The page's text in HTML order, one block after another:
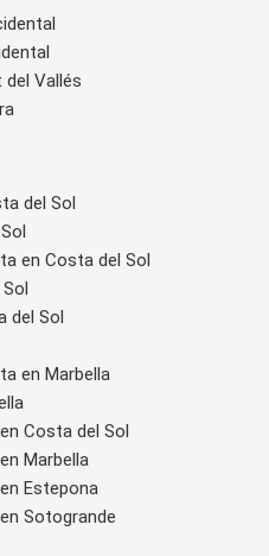
del Vallés
del Sol
en Costa del Sol
del Sol
en Marbella
Costa del Sol
Marbella
Estepona
Sotogrande